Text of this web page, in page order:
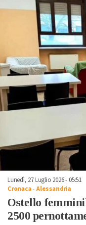
Lunedì, 27 Luglio 2026 - 05:51
Cronaca-Alessandria
Ostello
2500